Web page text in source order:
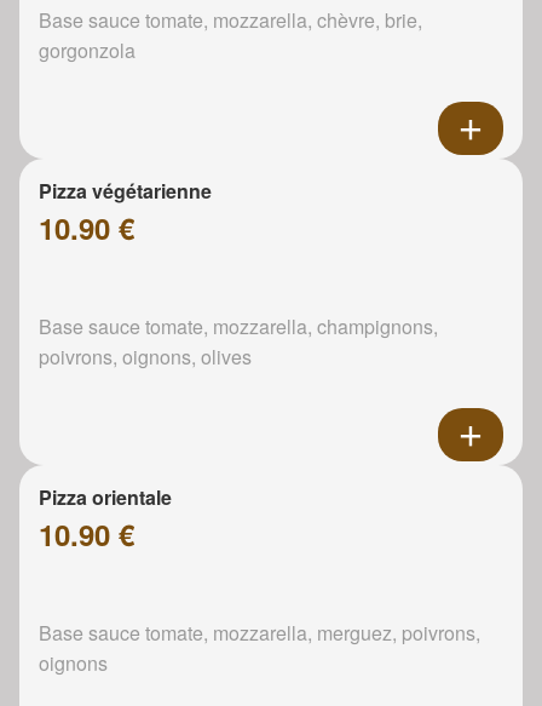
Base sauce tomate, mozzarella, chèvre, brie,
gorgonzola
Pizza végétarienne
10.90 €
Base sauce tomate, mozzarella, champignons,
poivrons, oignons, olives
Pizza orientale
10.90 €
Base sauce tomate, mozzarella, merguez, poivrons,
oignons